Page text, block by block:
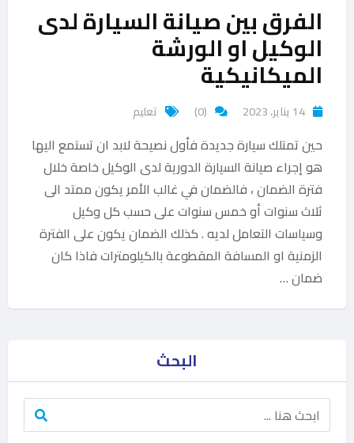
الفرق بين صيانة السيارة لدى
الوكيل او الورشة
الميكانيكية
14 يناير، 2023 (0) تعليم
حين تمتلك سيارة جديدة فأول نصيحة لابد ان تستمع اليها
هو إجراء صيانة السيارة الدورية لدى الوكيل خاصة خلال
فترة الضمان ، فالضمان في غالب الأمر يكون ممتد الى
ثلاث سنوات أو خمس سنوات على حسب كل وكيل
وسياسات التعامل لديه . كذلك الضمان يكون على الفترة
الزمنية او المسافة المقطوعة بالكيلومترات فاذا كان
ضمان …
البحث